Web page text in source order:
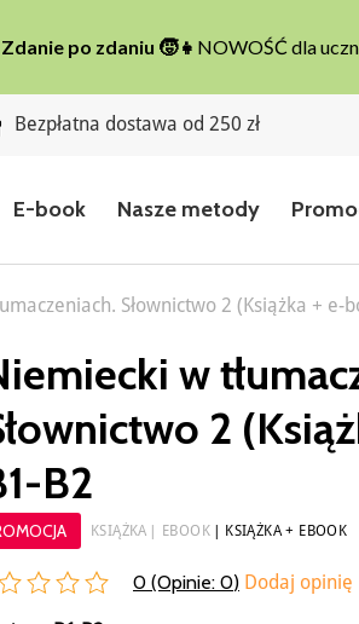
Bezpłatna dostawa od 250 zł
E-book Nasze metody
Słownictwo 2 (Książka + e-
w
2
B2
KSIĄŻKA EBOOK KSIĄŻKA + EBOOK
0 (Opinie: 0) Dodaj opinię